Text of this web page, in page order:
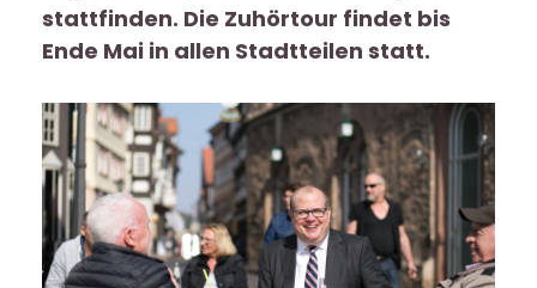
stattfinden. Die Zuhörtour findet bis
Ende Mai in allen Stadtteilen statt.